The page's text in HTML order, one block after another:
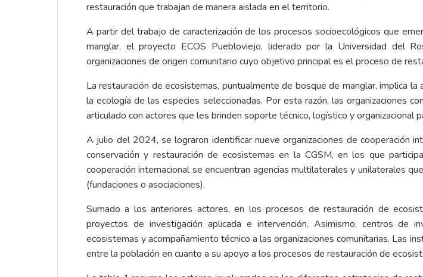
restauración que trabajan de manera aislada en el territorio.
A partir del trabajo de caracterización de los procesos socioecológicos que
manglar, el proyecto ECOS Puebloviejo, liderado por la Universidad del
organizaciones de origen comunitario cuyo objetivo principal es el proceso de
La restauración de ecosistemas, puntualmente de bosque de manglar, implica
la ecología de las especies seleccionadas. Por esta razón, las organizaciones
articulado con actores que les brinden soporte técnico, logístico y organizacional
A julio del 2024, se lograron identificar nueve organizaciones de cooperación
conservación y restauración de ecosistemas en la CGSM, en los que
cooperación internacional se encuentran agencias multilaterales y unilaterales
(fundaciones o asociaciones).
Sumado a los anteriores actores, en los procesos de restauración de
proyectos de investigación aplicada e intervención. Asimismo, centros de
ecosistemas y acompañamiento técnico a las organizaciones comunitarias. Las
entre la población en cuanto a su apoyo a los procesos de restauración de